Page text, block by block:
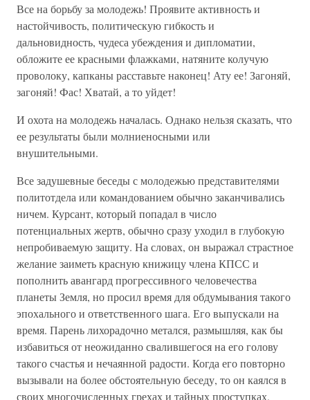
Все на борьбу за молодежь! Проявите активность и
настойчивость, политическую гибкость и
дальновидность, чудеса убеждения и дипломатии,
обложите ее красными флажками, натяните колучую
проволоку, капканы расставьте наконец! Ату ее! Загоняй,
загоняй! Фас! Хватай, а то уйдет!
И охота на молодежь началась. Однако нельзя сказать, что
ее результаты были молниеносными или
внушительными.
Все задушевные беседы с молодежью представителями
политотдела или командованием обычно заканчивались
ничем. Курсант, который попадал в число
потенциальных жертв, обычно сразу уходил в глубокую
непробиваемую защиту. На словах, он выражал страстное
желание заиметь красную книжицу члена КПСС и
пополнить авангард прогрессивного человечества
планеты Земля, но просил время для обдумывания такого
эпохального и ответственного шага. Его выпускали на
время. Парень лихорадочно метался, размышляя, как бы
избавиться от неожиданно свалившегося на его голову
такого счастья и нечаянной радости. Когда его повторно
вызывали на более обстоятельную беседу, то он каялся в
своих многочисленных грехах и тайных проступках,